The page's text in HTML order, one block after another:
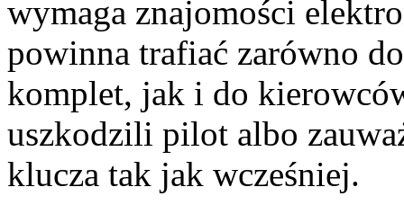
wymaga znajomości
powinna trafiać zarówno
komplet, jak i do
uszkodzili pilot albo
klucza tak jak wcześniej.